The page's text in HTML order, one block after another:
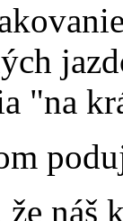
"na
že